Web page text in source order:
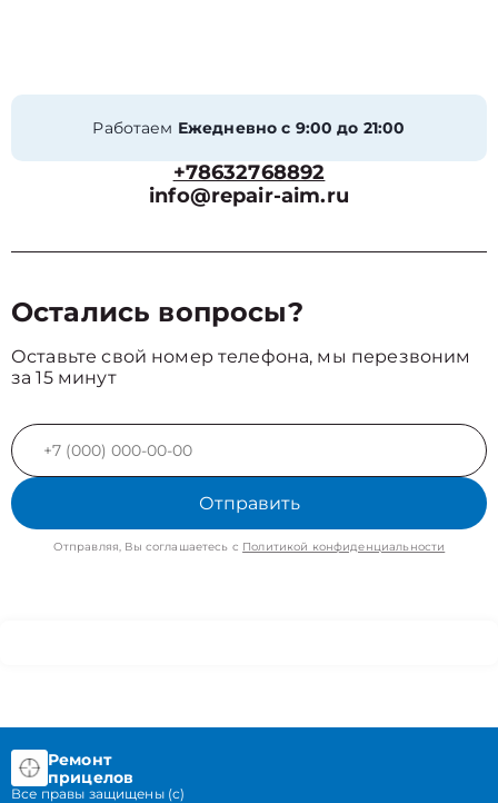
Работаем Ежедневно с 9:00 до 21:00
+78632768892
info@repair-aim.ru
Остались вопросы?
Оставьте свой номер телефона, мы перезвоним
за 15 минут
Отправить
Отправляя, Вы соглашаетесь с Политикой конфиденциальности
Ремонт
прицелов
Все правы защищены (с)